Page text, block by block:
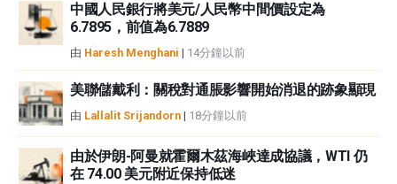
中國人民銀行將美元/人民幣中間價設定為
6.7895，前值為6.7889
由 Haresh Menghani | 14分鐘以前
美聯儲戴利：關稅對通脹影響開始消退的跡象顯現
由 Lallalit Srijandorn | 18分鐘以前
由於伊朗-阿曼就霍爾木茲海峽達成協議，WTI 仍
在 74.00 美元附近保持低迷